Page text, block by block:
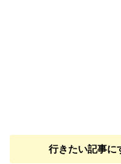
行きたい記事に